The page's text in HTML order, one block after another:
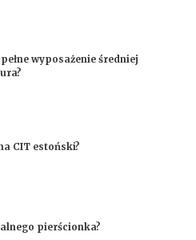
wyposażenie średniej
CIT estoński?
pierścionka?